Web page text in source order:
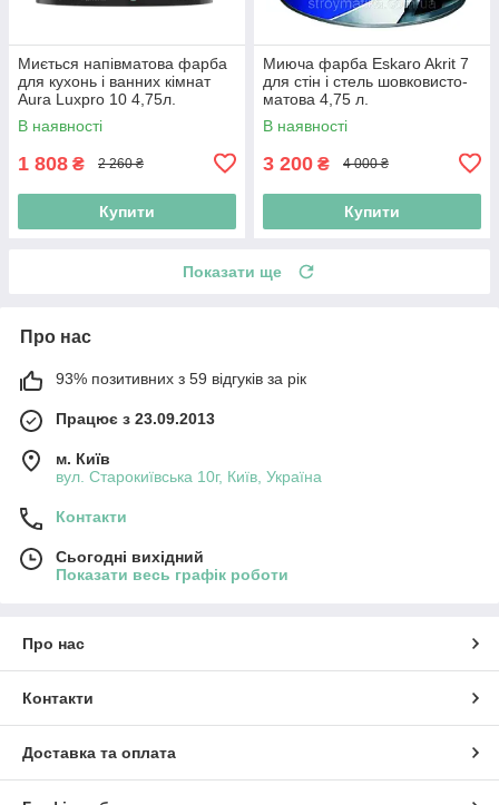
Миється напівматова фарба
для кухонь і ванних кімнат
Aura Luxpro 10 4,75л.
В наявності
1 808 ₴ 2 260 ₴
Купити
Миюча фарба Eskaro Akrit 7
для стін і стель шовковисто-
матова 4,75 л.
В наявності
3 200 ₴ 4 000 ₴
Купити
Показати ще
Про нас
93% позитивних з 59 відгуків за рік
Працює з 23.09.2013
м. Київ
вул. Старокиївська 10г, Київ, Україна
Контакти
Сьогодні вихідний
Показати весь графік роботи
Про нас
Контакти
Доставка та оплата